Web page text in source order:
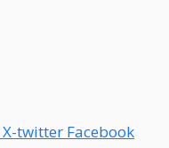
X-twitter Facebook